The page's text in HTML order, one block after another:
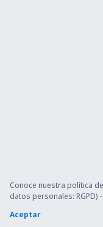
Conoce nuestra política
datos personales: RGPD) -
Aceptar